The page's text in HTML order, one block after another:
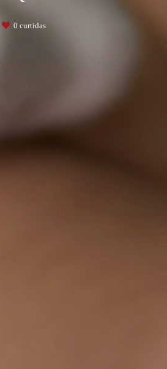
0 curtidas